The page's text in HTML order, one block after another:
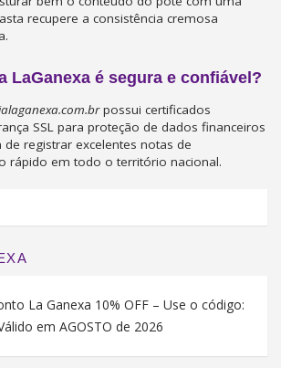
recupere a consistência cremosa
LaGanexa é segura e confiável?
possui certificados
SSL para proteção de dados financeiros
registrar excelentes notas de
rápido em todo o território nacional.
La Ganexa 10% OFF – Use o código:
em AGOSTO de 2026